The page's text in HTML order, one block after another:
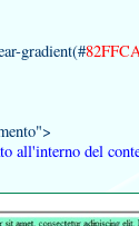
gradient(#
all'interno del